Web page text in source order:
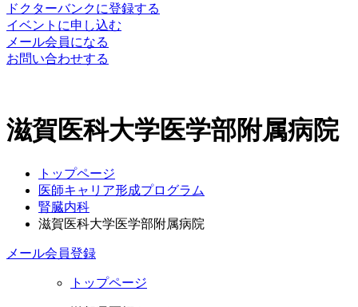
ドクターバンクに登録する
イベントに申し込む
メール会員になる
お問い合わせする
滋賀医科大学医学部附属病院
トップページ
医師キャリア形成プログラム
腎臓内科
滋賀医科大学医学部附属病院
メール会員登録
トップページ